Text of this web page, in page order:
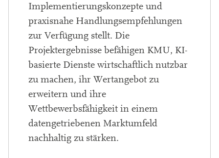
Implementierungskonzepte und
praxisnahe Handlungsempfehlungen
zur Verfügung stellt. Die
Projektergebnisse befähigen KMU, KI-
basierte Dienste wirtschaftlich nutzbar
zu machen, ihr Wertangebot zu
erweitern und ihre
Wettbewerbsfähigkeit in einem
datengetriebenen Marktumfeld
nachhaltig zu stärken.